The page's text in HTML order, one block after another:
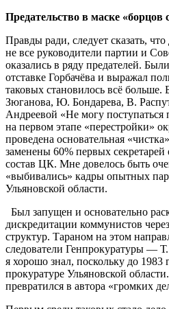
Предательство в маске «борцов
Правды ради, следует сказать,
не все руководители партии и
оказались в ряду предателей.
отставке Горбачёва и выражал
таковых становилось всё
Зюганова, Ю. Бондарева, В.
Андреевой «Не могу
на первом этапе «перестройки»
проведена основательная
заменены 60% первых
состав ЦК. Мне довелось быть
«выбивались» кадры опытных
Ульяновской области.
Был запущен и основательно
дискредитации коммунистов
структур. Тараном на этом
следователи Генпрокуратуры —
я хорошо знал, поскольку до 1983
прокуратуре Ульяновской
превратился в автора «громких